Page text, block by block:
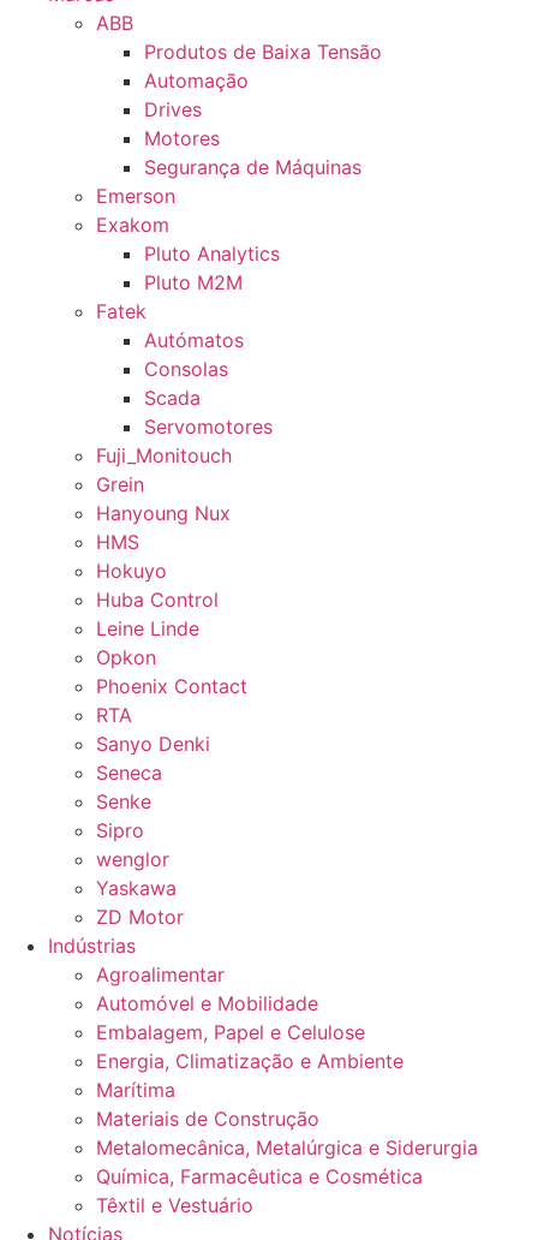
ABB
Produtos de Baixa Tensão
Automação
Drives
Motores
Segurança de Máquinas
Emerson
Exakom
Pluto Analytics
Pluto M2M
Fatek
Autómatos
Consolas
Scada
Servomotores
Fuji_Monitouch
Grein
Hanyoung Nux
HMS
Hokuyo
Huba Control
Leine Linde
Opkon
Phoenix Contact
RTA
Sanyo Denki
Seneca
Senke
Sipro
wenglor
Yaskawa
ZD Motor
Indústrias
Agroalimentar
Automóvel e Mobilidade
Embalagem, Papel e Celulose
Energia, Climatização e Ambiente
Marítima
Materiais de Construção
Metalomecânica, Metalúrgica e Siderurgia
Química, Farmacêutica e Cosmética
Têxtil e Vestuário
Notícias